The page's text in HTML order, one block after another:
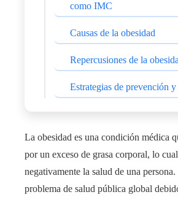
como IMC
Causas de la obesidad
Repercusiones de la
Estrategias de prevención
La obesidad es una condición médica
por un exceso de grasa corporal, lo
negativamente la salud de una
problema de salud pública global